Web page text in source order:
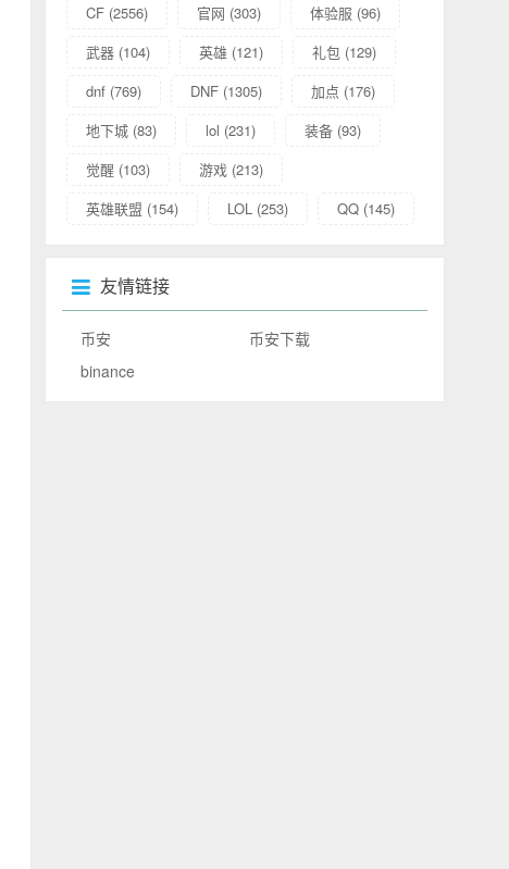
CF (2556) 官网 (303) 体验服 (96)
武器 (104) 英雄 (121) 礼包 (129)
dnf (769) DNF (1305) 加点 (176)
地下城 (83) lol (231) 装备 (93)
觉醒 (103) 游戏 (213)
英雄联盟 (154) LOL (253) QQ (145)
友情链接
币安
币安下载
binance